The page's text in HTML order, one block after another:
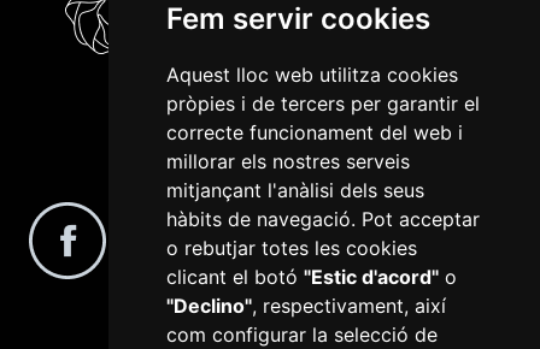
Fem servir cookies
Aquest lloc web utilitza cookies
pròpies i de tercers per garantir el
correcte funcionament del web i
millorar els nostres serveis
mitjançant l'anàlisi dels seus
hàbits de navegació. Pot acceptar
o rebutjar totes les cookies
clicant el botó "Estic d'acord"o
"Declino", respectivament, així
com configurar la selecció de
Segueix-nos a les xarxes socials